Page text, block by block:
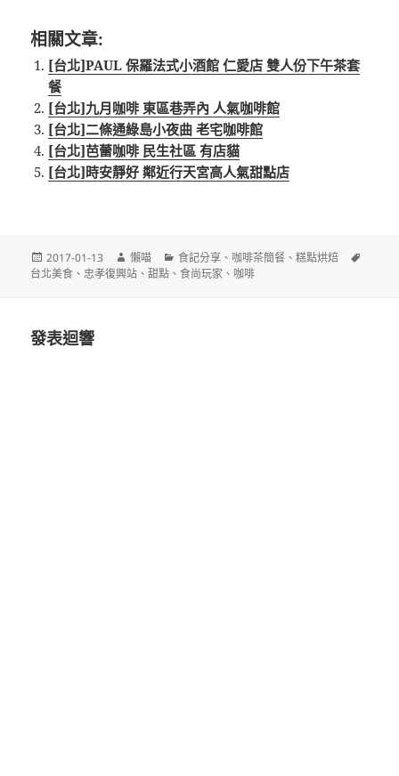
相關文章:
[台北]PAUL 保羅法式小酒館 仁愛店 雙人份下午茶套
餐
[台北]九月咖啡 東區巷弄內 人氣咖啡館
[台北]二條通綠島小夜曲 老宅咖啡館
[台北]芭蕾咖啡 民生社區 有店貓
[台北]時安靜好 鄰近行天宮高人氣甜點店
發
佈
2017-01-13
作
者
懶喵
分
類
食記分享 、 咖啡茶簡餐 、糕點烘焙
台北美食 、忠孝復興站 、甜點 、食尚玩家 、 咖啡
發表迴響